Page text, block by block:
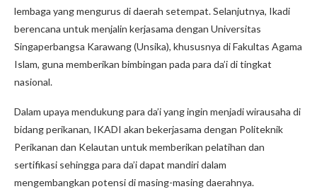
lembaga yang mengurus di daerah setempat. Selanjutnya, Ikadi
berencana untuk menjalin kerjasama dengan Universitas
Singaperbangsa Karawang (Unsika), khususnya di Fakultas Agama
Islam, guna memberikan bimbingan pada para da’i di tingkat
nasional.
Dalam upaya mendukung para da’i yang ingin menjadi wirausaha di
bidang perikanan, IKADI akan bekerjasama dengan Politeknik
Perikanan dan Kelautan untuk memberikan pelatihan dan
sertifikasi sehingga para da’i dapat mandiri dalam
mengembangkan potensi di masing-masing daerahnya.